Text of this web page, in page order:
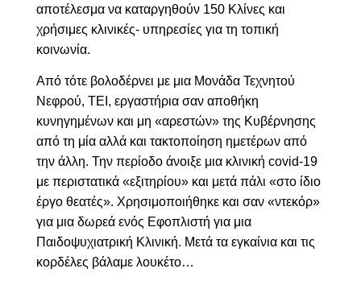
αποτέλεσμα να καταργηθούν 150 Κλίνες και
χρήσιμες κλινικές- υπηρεσίες για τη τοπική
κοινωνία.
Από τότε βολοδέρνει με μια Μονάδα Τεχνητού
Νεφρού, ΤΕΙ, εργαστήρια σαν αποθήκη
κυνηγημένων και μη «αρεστών» της Κυβέρνησης
από τη μία αλλά και τακτοποίηση ημετέρων από
την άλλη. Την περίοδο άνοιξε μια κλινική covid-19
με περιστατικά «εξιτηρίου» και μετά πάλι «στο ίδιο
έργο θεατές». Χρησιμοποιήθηκε και σαν «ντεκόρ»
για μια δωρεά ενός Εφοπλιστή για μια
Παιδοψυχιατρική Κλινική. Μετά τα εγκαίνια και τις
κορδέλες βάλαμε λουκέτο…